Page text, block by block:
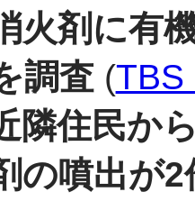
剤に有
調査 (TBS
隣住民か
の噴出が